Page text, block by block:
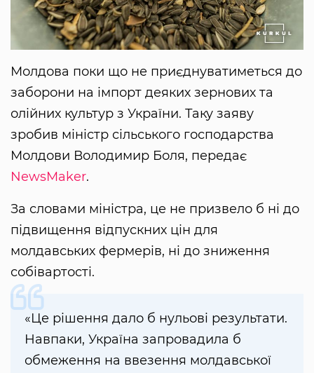
Молдова поки що не приєднуватиметься до
заборони на імпорт деяких зернових та
олійних культур з України. Таку заяву
зробив міністр сільського господарства
Молдови Володимир Боля, передає
NewsMaker.
За словами міністра, це не призвело б ні до
підвищення відпускних цін для
молдавських фермерів, ні до зниження
собівартості.
«Це рішення дало б нульові результати.
Навпаки, Україна запровадила б
обмеження на ввезення молдавської